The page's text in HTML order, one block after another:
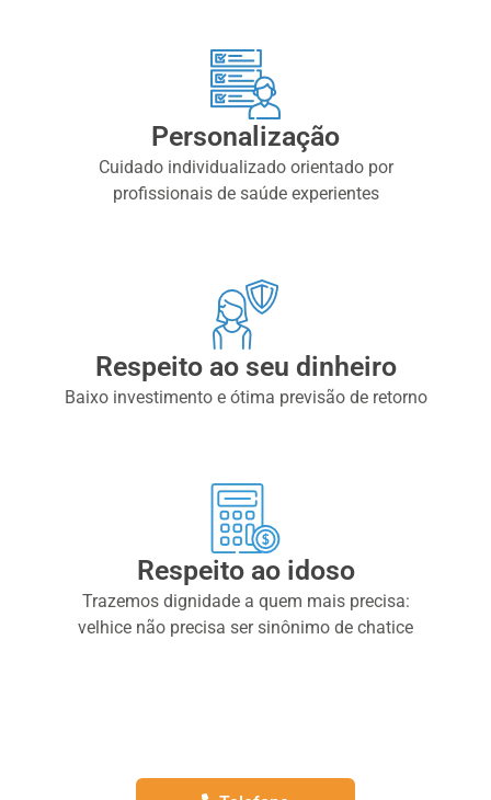
Personalização
Cuidado individualizado orientado por
profissionais de saúde experientes
Respeito ao seu dinheiro
Baixo investimento e ótima previsão de retorno
Respeito ao idoso
Trazemos dignidade a quem mais precisa:
velhice não precisa ser sinônimo de chatice